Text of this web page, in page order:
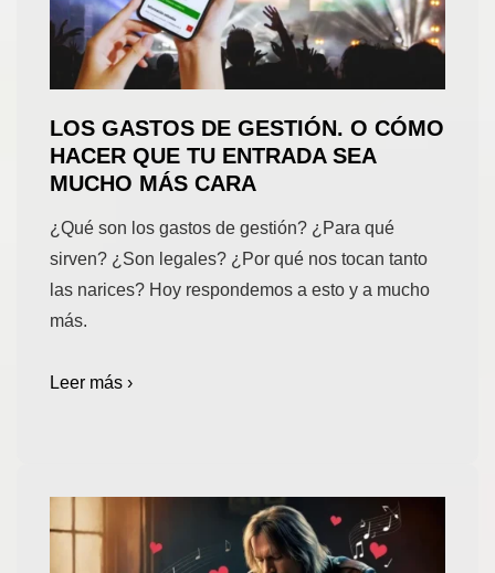
LOS GASTOS DE GESTIÓN. O CÓMO
HACER QUE TU ENTRADA SEA
MUCHO MÁS CARA
¿Qué son los gastos de gestión? ¿Para qué
sirven? ¿Son legales? ¿Por qué nos tocan tanto
las narices? Hoy respondemos a esto y a mucho
más.
Leer más ›